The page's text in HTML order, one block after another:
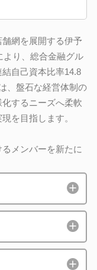
網を展開する伊予
より、総合金融グル
自己資本比率14.8
、盤石な経営体制の
するニーズへ柔軟
を目指します。
メンバーを新たに